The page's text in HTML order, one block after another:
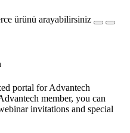
ürünü arayabilirsiniz
portal for Advantech
member, you can
invitations and special